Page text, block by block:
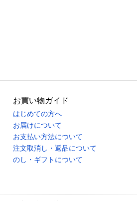
お買い物ガイド
はじめての方へ
お届けについて
お支払い方法について
注文取消し・返品について
のし・ギフトについて